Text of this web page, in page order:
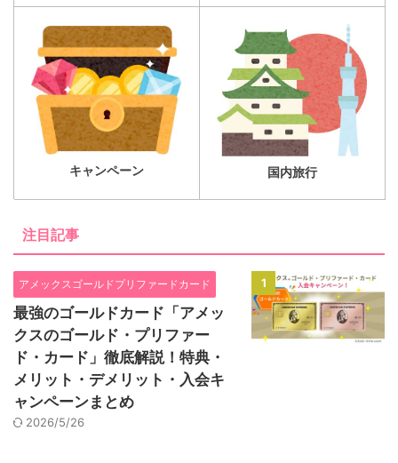
キャンペーン 国内旅行
注目記事
1
アメックスゴールドプリファードカード
最強のゴールドカード「アメッ
クスのゴールド・プリファー
ド・カード」徹底解説！特典・
メリット・デメリット・入会キ
ャンペーンまとめ
2026/5/26